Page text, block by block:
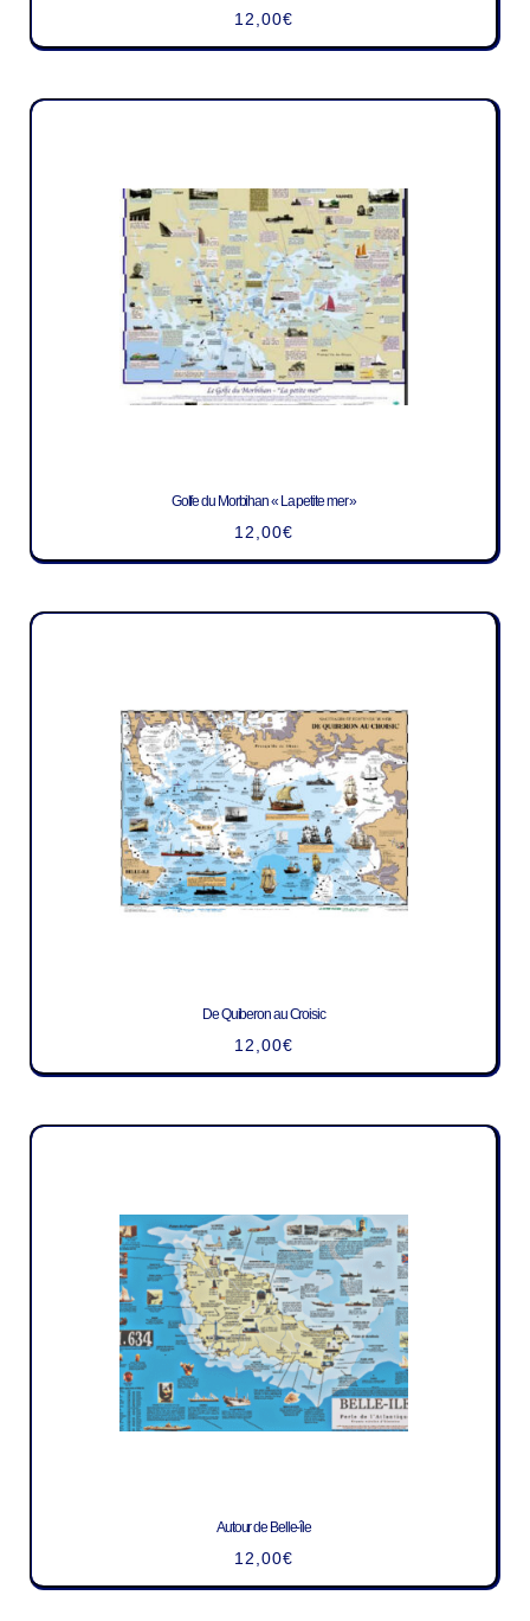
12,00€
Golfe du Morbihan « La petite mer »
12,00€
De Quiberon au Croisic
12,00€
Autour de Belle-île
12,00€